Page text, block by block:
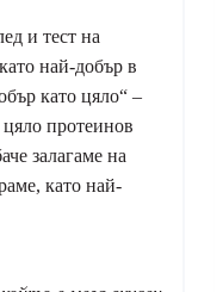
и тест на
най-добър в
като цяло“ –
протеинов
залагаме на
като най-